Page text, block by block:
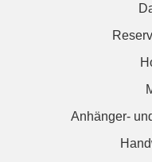
Anhänger-